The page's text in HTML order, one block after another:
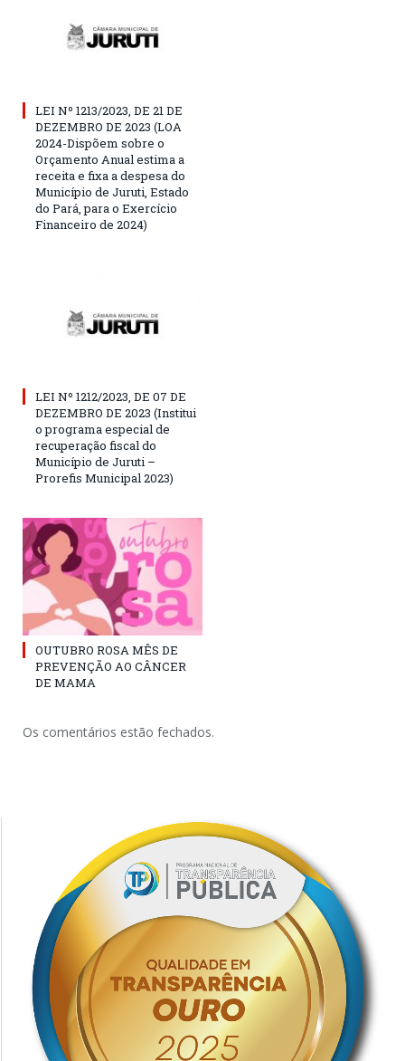
LEI Nº 1213/2023, DE 21 DE
DEZEMBRO DE 2023 (LOA
2024-Dispõem sobre o
Orçamento Anual estima a
receita e fixa a despesa do
Município de Juruti, Estado
do Pará, para o Exercício
Financeiro de 2024)
LEI Nº 1212/2023, DE 07 DE
DEZEMBRO DE 2023 (Institui
o programa especial de
recuperação fiscal do
Município de Juruti –
Prorefis Municipal 2023)
OUTUBRO ROSA MÊS DE
PREVENÇÃO AO CÂNCER
DE MAMA
Os comentários estão fechados.